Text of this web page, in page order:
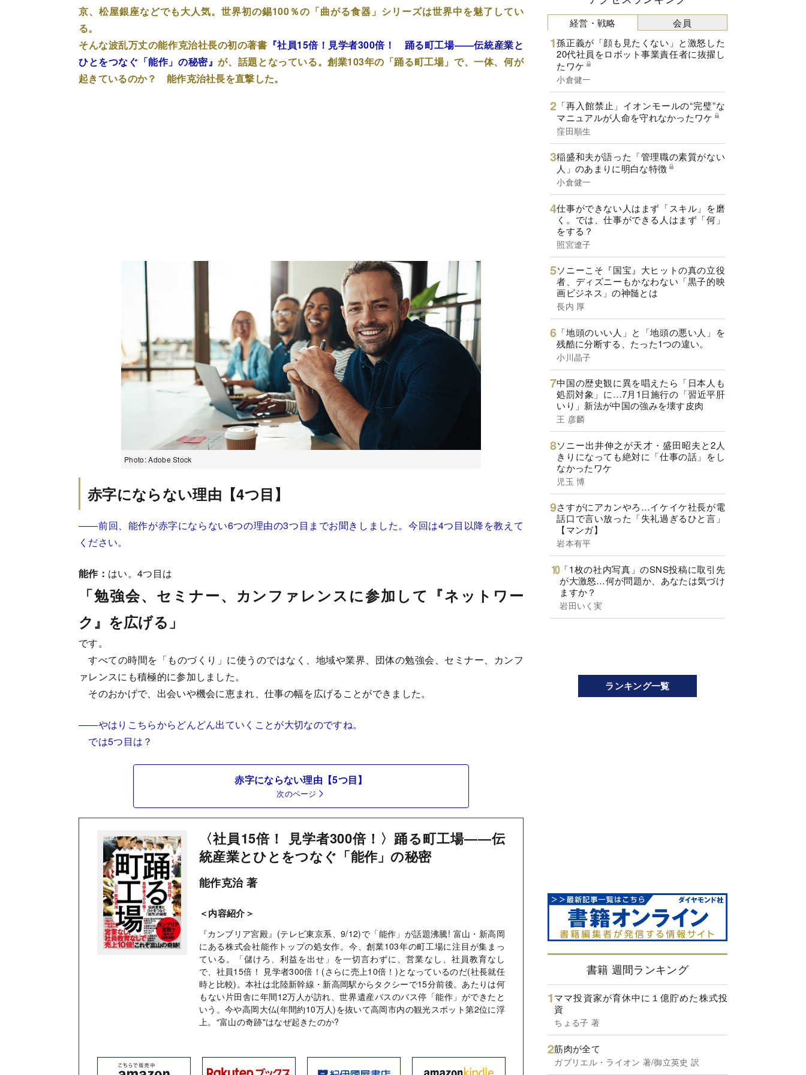
京、松屋銀座などでも大人気。世界初の錫100％の「曲がる食器」シリーズは世界中を魅了してい
る。
そんな波乱万丈の能作克治社長の初の著書 『社員15倍！見学者300倍！ 踊る町工場――伝統産業と
ひとをつなぐ「能作」の秘密』が、話題となっている。創業103年の「踊る町工場」で、一体、何が
起きているのか？ 能作克治社長を直撃した。
Photo: Adobe Stock
赤字にならない理由【4つ目】
――前回、能作が赤字にならない6つの理由の3つ目までお聞きしました。今回は4つ目以降を教えて
ください。
能作： はい。4つ目は
「勉強会、セミナー、カンファレンスに参加して『ネットワー
ク』を広げる」
です。
すべての時間を「ものづくり」に使うのではなく、地域や業界、団体の勉強会、セミナー、カンフ
ァレンスにも積極的に参加しました。
そのおかげで、出会いや機会に恵まれ、仕事の幅を広げることができました。
――やはりこちらからどんどん出ていくことが大切なのですね。
では5つ目は？
赤字にならない理由【5つ目】
次のページ
〈社員15倍！ 見学者300倍！〉踊る町工場――伝
統産業とひとをつなぐ「能作」の秘密
能作克治 著
＜内容紹介＞
『カンブリア宮殿』(テレビ東京系、9/12)で「能作」が話題沸騰! 富山・新高岡
にある株式会社能作トップの処女作。今、創業103年の町工場に注目が集まっ
ている。「儲けろ、利益を出せ」を一切言わずに、営業なし、社員教育なし
で、社員15倍！ 見学者300倍！(さらに売上10倍！)となっているのだ(社長就任
時と比較)。本社は北陸新幹線・新高岡駅からタクシーで15分前後。あたりは何
もない片田舎に年間12万人が訪れ、世界遺産バスのバス停「能作」ができたと
いう。今や高岡大仏(年間約10万人)を抜いて高岡市内の観光スポット第2位に浮
上。“富山の奇跡"はなぜ起きたのか?
経営・戦略
孫正義が「顔も見たくない」と激怒した
20代社員をロボット事業責任者に抜擢し
たワケ
小倉健一
「再入館禁止」イオンモールの“完璧”な
マニュアルが人命を守れなかったワケ
窪田順生
稲盛和夫が語った「管理職の素質がない
人」のあまりに明白な特徴
小倉健一
仕事ができない人はまず「スキル」を磨
く。では、仕事ができる人はまず「何」
をする？
照宮遼子
ソニーこそ『国宝』大ヒットの真の立役
者、ディズニーもかなわない「黒子的映
画ビジネス」の神髄とは
長内 厚
「地頭のいい人」と「地頭の悪い人」を
残酷に分断する、たった1つの違い。
小川晶子
中国の歴史観に異を唱えたら「日本人も
処罰対象」に…7月1日施行の「習近平肝
いり」新法が中国の強みを壊す皮肉
王 彦麟
ソニー出井伸之が天才・盛田昭夫と2人
きりになっても絶対に「仕事の話」をし
なかったワケ
児玉 博
さすがにアカンやろ…イケイケ社長が電
話口で言い放った「失礼過ぎるひと言」
【マンガ】
岩本有平
「1枚の社内写真」のSNS投稿に取引先
が大激怒…何が問題か、あなたは気づけ
ますか？
岩田いく実
会員
ランキング一覧
書籍 週間ランキング
ママ投資家が育休中に１億貯めた株式投
資
ちょる子 著
筋肉が全て
ガブリエル・ライオン 著/御立英史 訳